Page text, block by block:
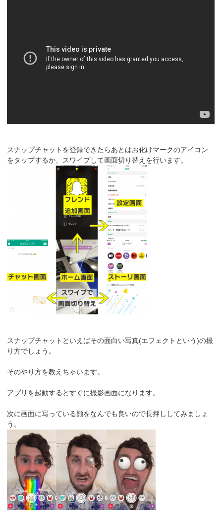
スナップチャットを登録できたらあとはお化けマークのアイコン
をタップするか、スワイプして画面切り替えを行います。
スナップチャットといえばその面白い写真(エフェクトという)の撮
り方でしょう。
そのやり方を教えちゃいます。
アプリを起動するとすぐに撮影画面になります。
次に画面に写っている顔をなんでも良いので長押ししてみましょ
う。